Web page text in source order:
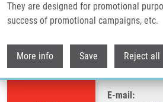
They are designed for promotional
success of promotional campaigns, etc.
More info Save Reject all
Kejklíčková Kateřina
E-mail: